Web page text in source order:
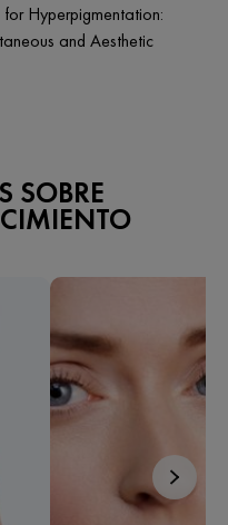
for Hyperpigmentation:
and Aesthetic
SOBRE